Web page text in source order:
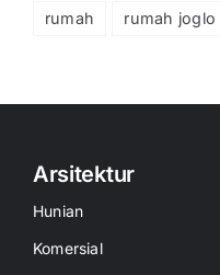
rumah rumah joglo
Arsitektur
Hunian
Komersial